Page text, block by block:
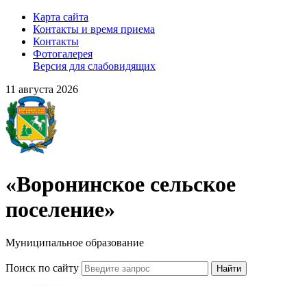
Карта сайта
Контакты и время приема
Контакты
Фотогалерея
Версия для слабовидящих
11 августа 2026
«Воронинское сельское
поселение»
Муниципальное образование
Поиск по сайту Найти